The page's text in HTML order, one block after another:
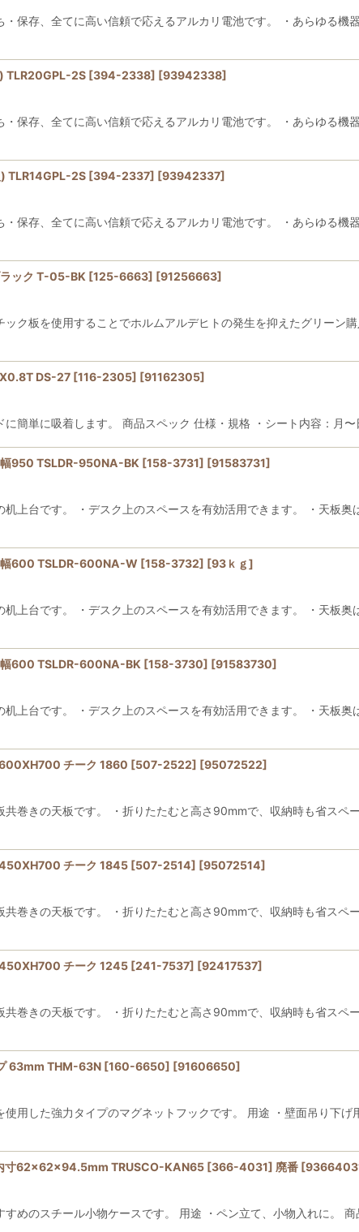
・保存、全てに高い信頼で応えるアルカリ電池です。 ・あらゆる機
) TLR20GPL-2S [394-2338] [93942338]
・保存、全てに高い信頼で応えるアルカリ電池です。 ・あらゆる機
) TLR14GPL-2S [394-2337] [93942337]
・保存、全てに高い信頼で応えるアルカリ電池です。 ・あらゆる機
ラック T-05-BK [125-6663] [91256663]
ック板を使用することでホルムアルデヒトの発生を抑えたグリーン
DS-27 [116-2305] [91162305]
に簡単に吸着します。 商品スペック 仕様・規格 ・シート内容：
幅950 TSLDR-950NA-BK [158-3731] [91583731]
机上台です。 ・デスク上のスペースを有効活用できます。 ・天板
幅600 TSLDR-600NA-W [158-3732] [93ｋｇ]
机上台です。 ・デスク上のスペースを有効活用できます。 ・天板
幅600 TSLDR-600NA-BK [158-3730] [91583730]
机上台です。 ・デスク上のスペースを有効活用できます。 ・天板
チーク 1860 [507-2522] [95072522]
共巻きの天板です。 ・折りたたむと高さ90mmで、収納時も省スペ
チーク 1845 [507-2514] [95072514]
共巻きの天板です。 ・折りたたむと高さ90mmで、収納時も省スペ
チーク 1245 [241-7537] [92417537]
共巻きの天板です。 ・折りたたむと高さ90mmで、収納時も省スペ
プ 63mm THM-63N [160-6650] [91606650]
使用した強力タイプのマグネットフックです。 用途 ・壁面吊り下
寸62×62×94.5mm TRUSCO-KAN65 [366-4031] 廃番 [
すめのスチール小物ケースです。 用途 ・ペン立て、小物入れに。